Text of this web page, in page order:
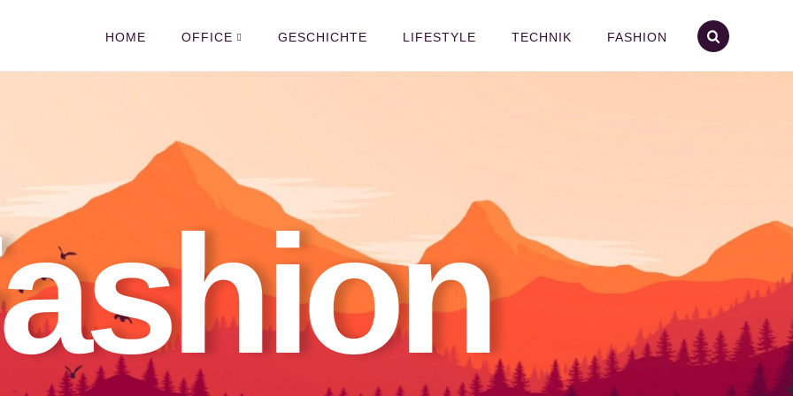
HOME OFFICE GESCHICHTE LIFESTYLE TECHNIK FASHION